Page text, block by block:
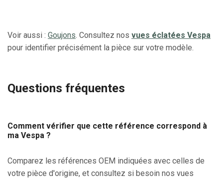
Voir aussi : Goujons. Consultez nos vues éclatées Vespa
pour identifier précisément la pièce sur votre modèle.
Questions fréquentes
Comment vérifier que cette référence correspond à
ma Vespa ?
Comparez les références OEM indiquées avec celles de
votre pièce d'origine, et consultez si besoin nos vues